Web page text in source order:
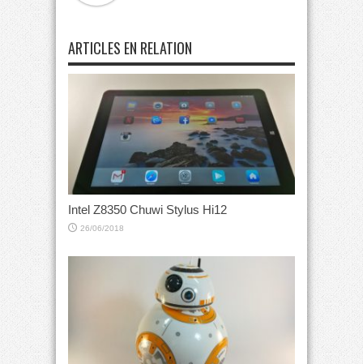
ARTICLES EN RELATION
Intel Z8350 Chuwi Stylus Hi12
26/06/2018